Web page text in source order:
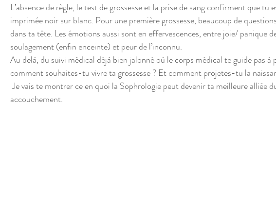
L’absence de règle, le test de grossesse et la prise de sang confirment que tu
imprimée noir sur blanc. Pour une première grossesse, beaucoup de
dans ta tête. Les émotions aussi sont en effervescences, entre joie/ panique
soulagement (enfin enceinte) et peur de l’inconnu.
Au delà, du suivi médical déjà bien jalonné où le corps médical te guide pas à
comment souhaites-tu vivre ta grossesse ? Et comment projetes-tu la
Je vais te montrer ce en quoi la Sophrologie peut devenir ta meilleure alliée durant ta grossesse et ton
accouchement.